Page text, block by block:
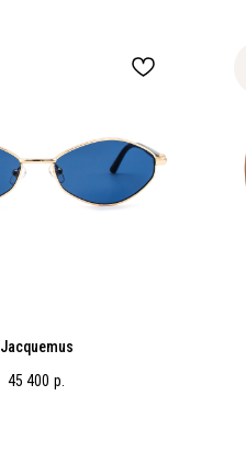
Jacquemus
45 400 р.